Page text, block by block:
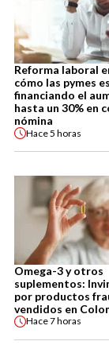
Reforma laboral
cómo las pymes
financiando el
hasta un 30% en
nómina
Hace5 horas
Omega-3 y otros
suplementos:
por productos
vendidos en
Hace7 horas